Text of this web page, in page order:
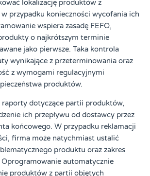
lokalizację produktów z
przypadku konieczności wycofania ich
wspiera zasadę FEFO,
o najkrótszym terminie
jako pierwsze. Taka kontrola
wynikające z przeterminowania oraz
z wymogami regulacyjnymi
produktów.
raporty dotyczące partii produktów,
ich przepływu od dostawcy przez
końcowego. W przypadku reklamacji
firma może natychmiast ustalić
produktu oraz zakres
automatycznie
produktów z partii objętych